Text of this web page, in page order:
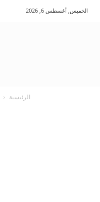
الخميس, أغسطس 6, 2026
الرئيسية